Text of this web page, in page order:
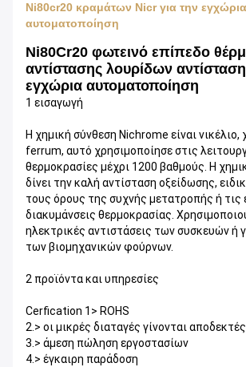
Ni80cr20 κραμάτων Nicr για την εγχώρια
αυτοματοποίηση
Ni80Cr20 φωτεινό επίπεδο
αντίστασης λουρίδων
εγχώρια αυτοματοποίηση
1 εισαγωγή
Η χημική σύνθεση Nichrome είναι νικέλιο,
ferrum, αυτό χρησιμοποίησε στις
θερμοκρασίες μέχρι 1200 βαθμούς. Η
δίνει την καλή αντίσταση οξείδωσης,
τους όρους της συχνής μετατροπής ή τις
διακυμάνσεις θερμοκρασίας.
ηλεκτρικές αντιστάσεις των συσκευών ή
των βιομηχανικών φούρνων.
2 προϊόντα και υπηρεσίες
Cerfication 1> ROHS
2.> οι μικρές διαταγές γίνονται αποδεκτές
3.> άμεση πώληση εργοστασίων
4.> έγκαιρη παράδοση